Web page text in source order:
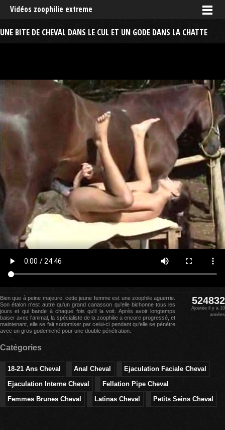
Vidéos zoophilie extreme
UNE BITE DE CHEVAL DANS LE CUL ET UN GODE DANS LA CHATTE
Bien que à peine majeure, cette jeune femme est une zoophile aguerrie.
Son étalon n'est autre qu'un grand canasson qu'elle bichonne tous les
jours et qui bande à chaque fois qu'il la voit. Après avoir longtemps
baiser avec l'animal, la spécialiste de la zoophilie a encore progressé, et
maintenant, elle se fait sodomiser par celui-ci pendant qu'elle se pénètre
avec un gros godemiché pour une double pénétration.
524832
Ajoutée il y a 10
années
Catégories
18-21 Ans Cheval Anal Cheval
Ejaculation Faciale Cheval
Ejaculation Interne Cheval
Fellation Pipe Cheval
Femmes Brunes Cheval
Latinas Cheval Petits Seins Cheval